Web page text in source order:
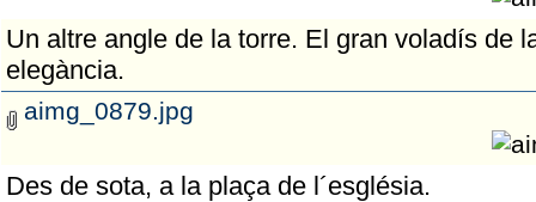
Un altre angle de la torre. El gran voladís de
elegància.
aimg_0879.jpg
Des de sota, a la plaça de l´església.